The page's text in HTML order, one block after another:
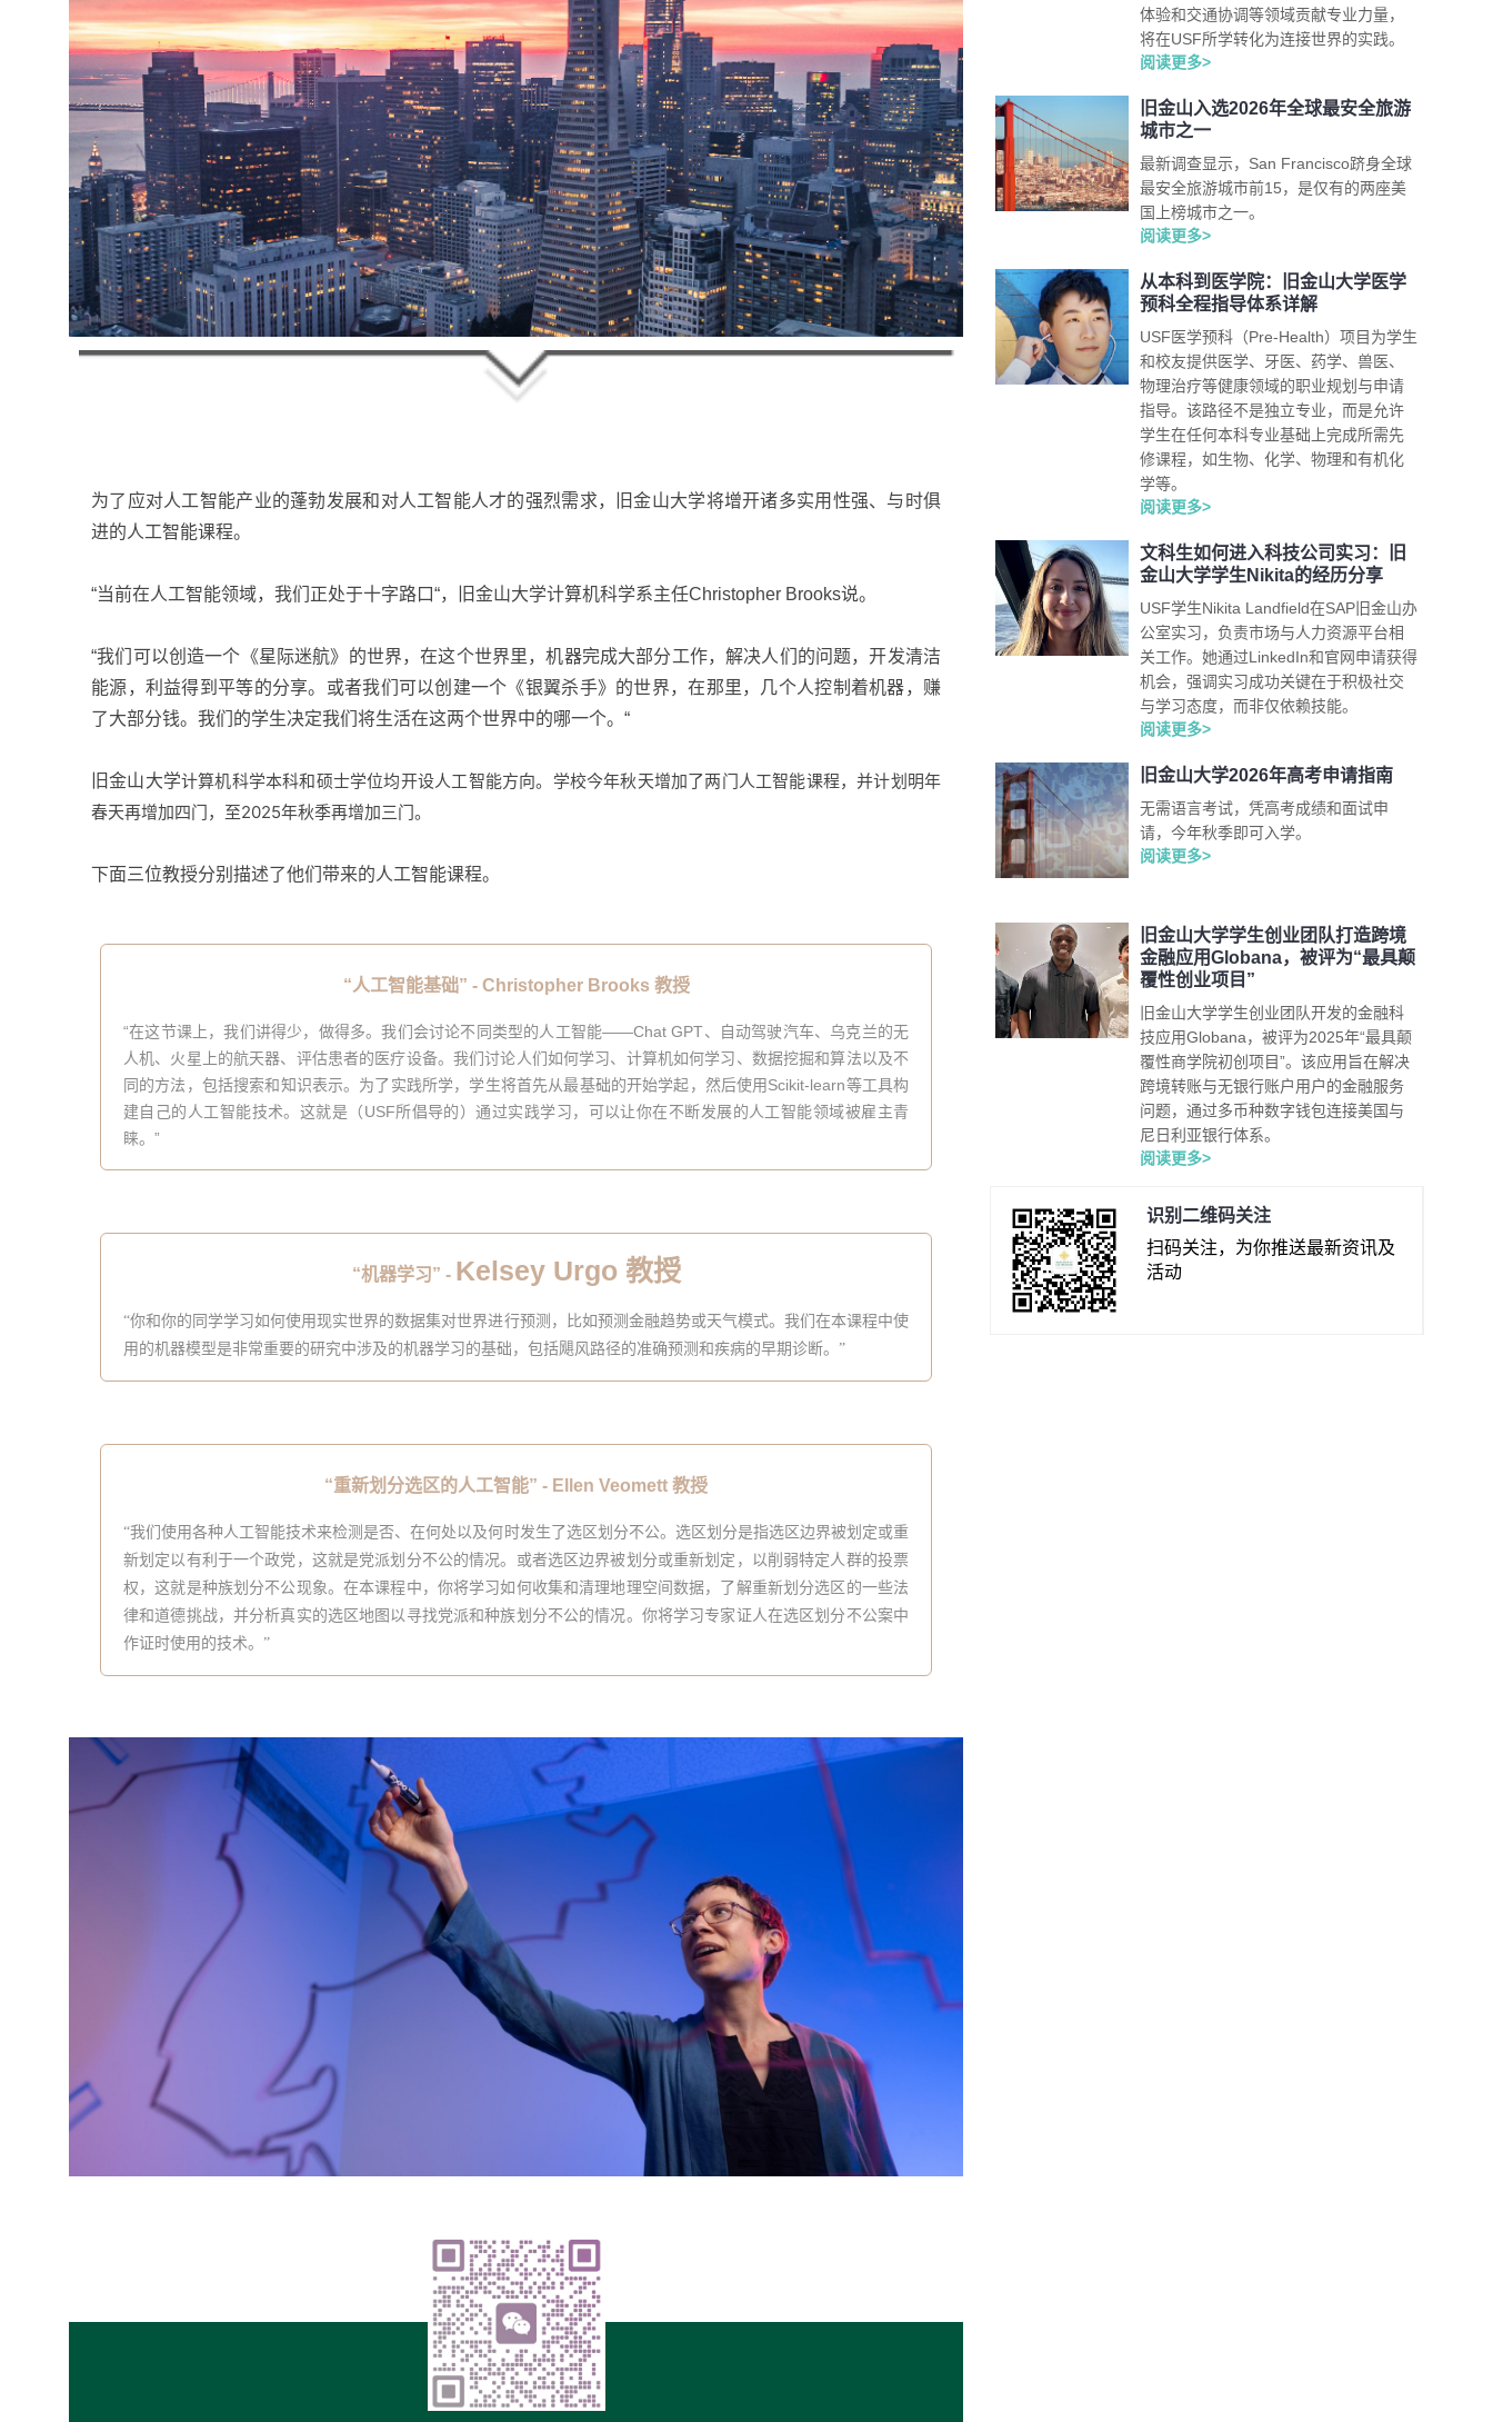
为了应对人工智能产业的蓬勃发展和对人工智能人才的强烈需求，旧金山大学将增开诸多实用性强、与时俱
进的人工智能课程。
“当前在人工智能领域，我们正处于十字路口“，旧金山大学计算机科学系主任Christopher Brooks说。
“我们可以创造一个《星际迷航》的世界，在这个世界里，机器完成大部分工作，解决人们的问题，开发清洁
能源，利益得到平等的分享。或者我们可以创建一个《银翼杀手》的世界，在那里，几个人控制着机器，赚
了大部分钱。我们的学生决定我们将生活在这两个世界中的哪一个。 “
旧金山大学计算机科学本科和硕士学位均开设人工智能方向。学校今年秋天增加了两门人工智能课程，并计划明年
春天再增加四门，至2025年秋季再增加三门。
下面三位教授分别描述了他们带来的人工智能课程。
“人工智能基础” - Christopher Brooks 教授
“在这节课上，我们讲得少，做得多。我们会讨论不同类型的人工智能——ChatGPT、自动驾驶汽车、乌克兰的无
人机、火星上的航天器、评估患者的医疗设备。我们讨论人们如何学习、计算机如何学习、数据挖掘和算法以及不
同的方法，包括搜索和知识表示。为了实践所学，学生将首先从最基础的开始学起，然后使用Scikit-learn等工具构
建自己的人工智能技术。这就是（USF所倡导的）通过实践学习，可以让你在不断发展的人工智能领域被雇主青
睐。 ”
“机器学习” - Kelsey Urgo 教授
“你和你的同学学习如何使用现实世界的数据集对世界进行预测，比如预测金融趋势或天气模式。我们在本课程中使
用的机器模型是非常重要的研究中涉及的机器学习的基础，包括飓风路径的准确预测和疾病的早期诊断。 ”
“重新划分选区的人工智能” - Ellen Veomett 教授
“我们使用各种人工智能技术来检测是否、在何处以及何时发生了选区划分不公。选区划分是指选区边界被划定或重
新划定以有利于一个政党，这就是党派划分不公的情况。或者选区边界被划分或重新划定，以削弱特定人群的投票
权，这就是种族划分不公现象。在本课程中，你将学习如何收集和清理地理空间数据，了解重新划分选区的一些法
律和道德挑战，并分析真实的选区地图以寻找党派和种族划分不公的情况。你将学习专家证人在选区划分不公案中
作证时使用的技术。 ”
体验和交通协调等领域贡献专业力量，
将在USF所学转化为连接世界的实践。
阅读更多>
旧金山入选2026年全球最安全旅游
城市之一
最新调查显示，San Francisco跻身全球
最安全旅游城市前15，是仅有的两座美
国上榜城市之一。
阅读更多>
从本科到医学院：旧金山大学医学
预科全程指导体系详解
USF医学预科（Pre-Health）项目为学生
和校友提供医学、牙医、药学、兽医、
物理治疗等健康领域的职业规划与申请
指导。该路径不是独立专业，而是允许
学生在任何本科专业基础上完成所需先
修课程，如生物、化学、物理和有机化
学等。
阅读更多>
文科生如何进入科技公司实习：旧
金山大学学生Nikita的经历分享
USF学生Nikita Landfield在SAP旧金山办
公室实习，负责市场与人力资源平台相
关工作。她通过LinkedIn和官网申请获得
机会，强调实习成功关键在于积极社交
与学习态度，而非仅依赖技能。
阅读更多>
旧金山大学2026年高考申请指南
无需语言考试，凭高考成绩和面试申
请，今年秋季即可入学。
阅读更多>
旧金山大学学生创业团队打造跨境
金融应用Globana，被评为“最具颠
覆性创业项目”
旧金山大学学生创业团队开发的金融科
技应用Globana，被评为2025年“最具颠
覆性商学院初创项目”。该应用旨在解决
跨境转账与无银行账户用户的金融服务
问题，通过多币种数字钱包连接美国与
尼日利亚银行体系。
阅读更多>
识别二维码关注
扫码关注，为你推送最新资讯及
活动